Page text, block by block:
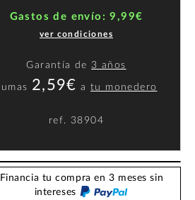
Gastos de envío: 9,99€
ver condiciones
Garantía de 3 años
2,59€ atu monedero
ref. 38904
Financia tu compra en 3 meses sin
intereses